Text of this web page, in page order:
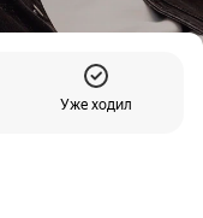
Уже ходил